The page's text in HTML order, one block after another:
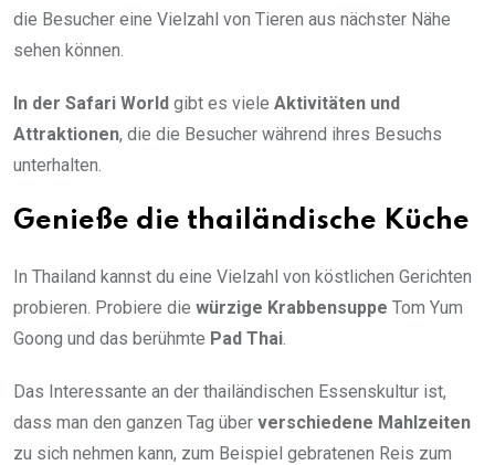
die Besucher eine Vielzahl von Tieren aus nächster Nähe
sehen können.
In der Safari World gibt es viele Aktivitäten und
Attraktionen, die die Besucher während ihres Besuchs
unterhalten.
Genieße die thailändische Küche
In Thailand kannst du eine Vielzahl von köstlichen Gerichten
probieren. Probiere die würzige Krabbensuppe Tom Yum
Goong und das berühmte Pad Thai
Das Interessante an der thailändischen Essenskultur ist,
dass man den ganzen Tag über verschiedene Mahlzeiten
zu sich nehmen kann, zum Beispiel gebratenen Reis zum